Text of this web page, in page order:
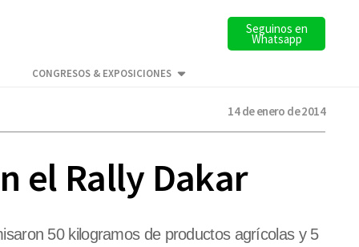
Seguinos en
Whatsapp
CONGRESOS & EXPOSICIONES
14 de enero de 2014
el Rally Dakar
50 kilogramos de productos agrícolas y 5